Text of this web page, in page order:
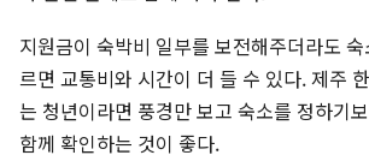
지원금이 숙박비 일부를 보전해주더라도
르면 교통비와 시간이 더 들 수 있다. 제주
는 청년이라면 풍경만 보고 숙소를 정하기
함께 확인하는 것이 좋다.